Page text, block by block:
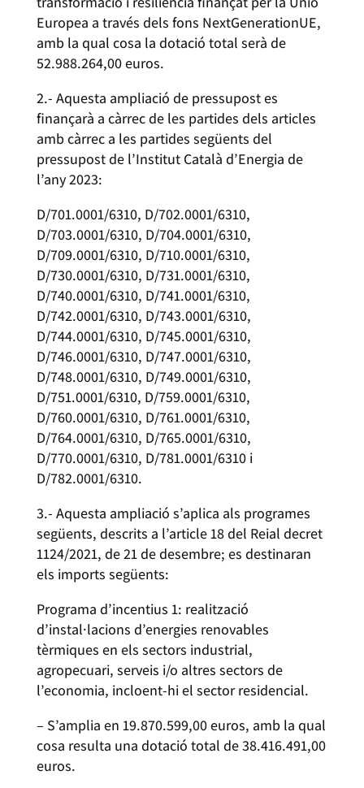
Europea a través dels fons NextGenerationUE,
amb la qual cosa la dotació total serà de
52.988.264,00 euros.
2.- Aquesta ampliació de pressupost es
finançarà a càrrec de les partides dels articles
amb càrrec a les partides següents del
pressupost de l’Institut Català d’Energia de
l’any 2023:
D/701.0001/6310, D/702.0001/6310,
D/703.0001/6310, D/704.0001/6310,
D/709.0001/6310, D/710.0001/6310,
D/730.0001/6310, D/731.0001/6310,
D/740.0001/6310, D/741.0001/6310,
D/742.0001/6310, D/743.0001/6310,
D/744.0001/6310, D/745.0001/6310,
D/746.0001/6310, D/747.0001/6310,
D/748.0001/6310, D/749.0001/6310,
D/751.0001/6310, D/759.0001/6310,
D/760.0001/6310, D/761.0001/6310,
D/764.0001/6310, D/765.0001/6310,
D/770.0001/6310, D/781.0001/6310 i
D/782.0001/6310.
3.- Aquesta ampliació s’aplica als programes
següents, descrits a l’article 18 del Reial decret
1124/2021, de 21 de desembre; es destinaran
els imports següents:
Programa d’incentius 1: realització
d’instal·lacions d’energies renovables
tèrmiques en els sectors industrial,
agropecuari, serveis i/o altres sectors de
l’economia, incloent-hi el sector residencial.
– S’amplia en 19.870.599,00 euros, amb la qual
cosa resulta una dotació total de 38.416.491,00
euros.